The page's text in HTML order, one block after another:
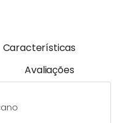
Características
Avaliações